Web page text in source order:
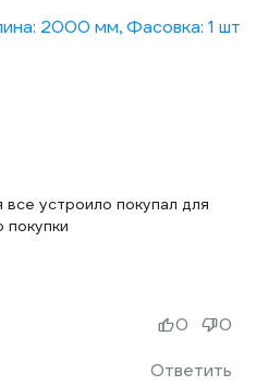
2000 мм, Фасовка: 1 шт
устроило покупал для
покупки
Ответить
0 0